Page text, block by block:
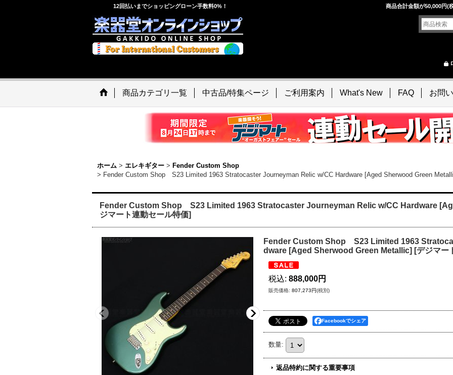
12回払いまでショッピングローン手数料0%！ 商品合計金額が50,000
商品カテゴリ一覧 中古品/特集ページ ご利用案内 What's New FAQ お問
ホーム > エレキギター > Fender Custom Shop
> Fender Custom Shop S23 Limited 1963 Stratocaster Journeyman Relic w/CC Hardware [Aged Sherwood Green
Fender Custom Shop S23 Limited 1963 Stratocaster Journeyman Relic w/CC Hardware
ジマート連動セール特価]
Fender Custom Shop S23 Limited 1963
dware [Aged Sherwood Green Metallic] [デジマー
販売価格: 807,273円(税別)
税込: 888,000円
Facebookでシェア
数量:
返品特約に関する重要事項